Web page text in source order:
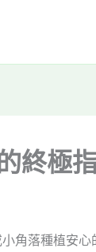
終極
角落種植安心